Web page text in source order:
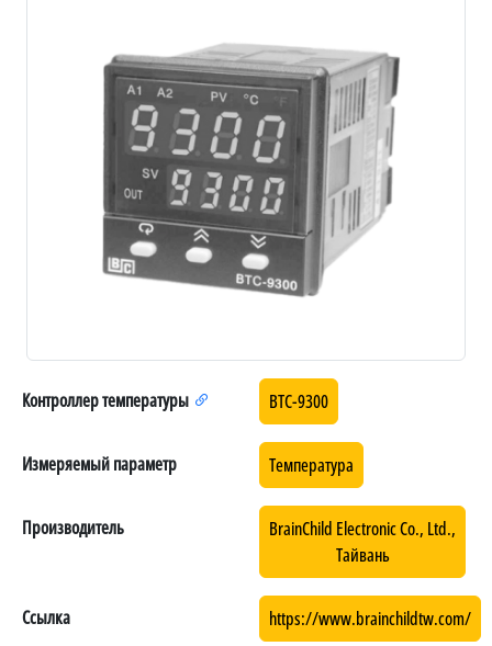
Контроллер температуры BTC-9300
Измеряемый параметр Температура
Производитель
BrainChild Electronic Co., Ltd.,
Тайвань
Ссылка https://www.brainchildtw.com/